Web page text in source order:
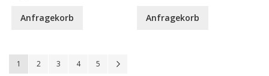
Anfragekorb Anfragekorb
Seite
You're currently reading page
1 Seite
2 Seite
3 Seite
4 Seite
5